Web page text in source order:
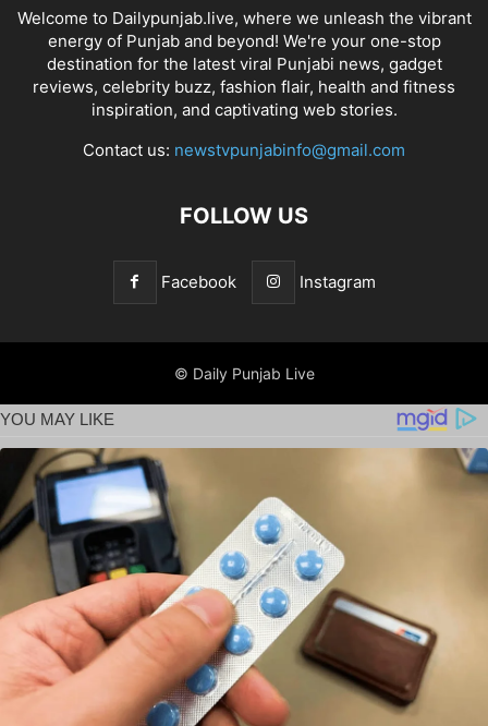
Welcome to Dailypunjab.live, where we unleash the vibrant
energy of Punjab and beyond! We're your one-stop
destination for the latest viral Punjabi news, gadget
reviews, celebrity buzz, fashion flair, health and fitness
inspiration, and captivating web stories.
Contact us: newstvpunjabinfo@gmail.com
FOLLOW US
Facebook Instagram
© Daily Punjab Live